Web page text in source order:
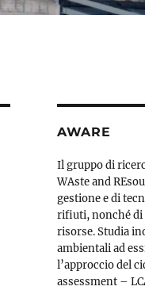
AWARE
Il gruppo di
WAste and
gestione e di
rifiuti, nonché di
risorse. Studia
ambientali ad
l’approccio del
assessment –